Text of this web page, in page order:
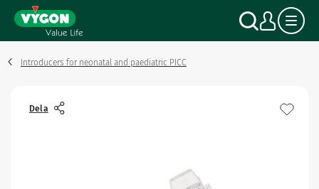
Cookie- hanteringspanel
huvudinnehåll
SökMitt
Introducers for neonatal and paediatric PICC
Dela